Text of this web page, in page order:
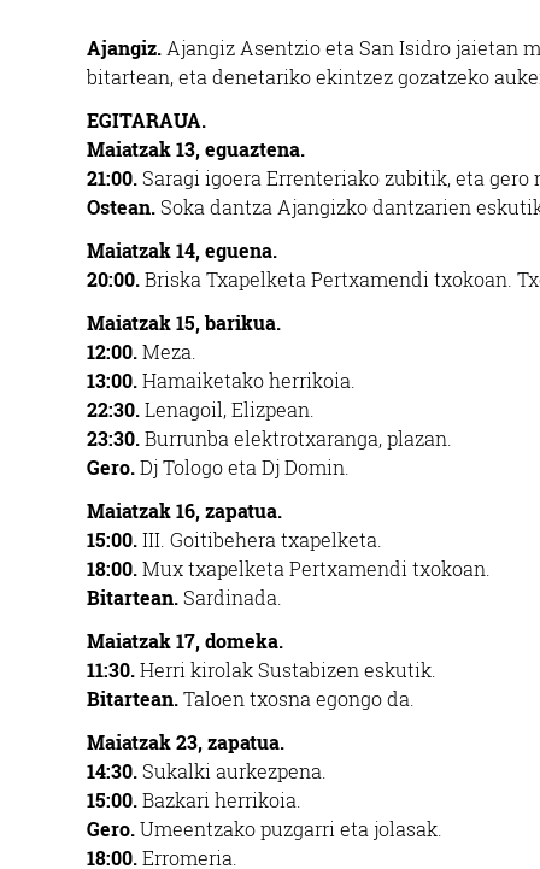
Ajangiz.Ajangiz Asentzio eta San Isidro jaietan
bitartean, eta denetariko ekintzez gozatzeko
EGITARAUA.
Maiatzak 13, eguaztena.
21:00.Saragi igoera Errenteriako zubitik, eta
Ostean.Soka dantza Ajangizko dantzarien
Maiatzak 14, eguena.
20:00.Briska Txapelketa Pertxamendi txokoan.
Maiatzak 15, barikua.
12:00.Meza.
13:00.Hamaiketako herrikoia.
22:30.Lenagoil, Elizpean.
23:30.Burrunba elektrotxaranga, plazan.
Gero.Dj Tologo eta Dj Domin.
Maiatzak 16, zapatua.
15:00.III. Goitibehera txapelketa.
18:00.Mux txapelketa Pertxamendi txokoan.
Bitartean.Sardinada.
Maiatzak 17, domeka.
11:30.Herri kirolak Sustabizen eskutik.
Bitartean.Taloen txosna egongo da.
Maiatzak 23, zapatua.
14:30.Sukalki aurkezpena.
15:00.Bazkari herrikoia.
Gero.Umeentzako puzgarri eta jolasak.
18:00.Erromeria.